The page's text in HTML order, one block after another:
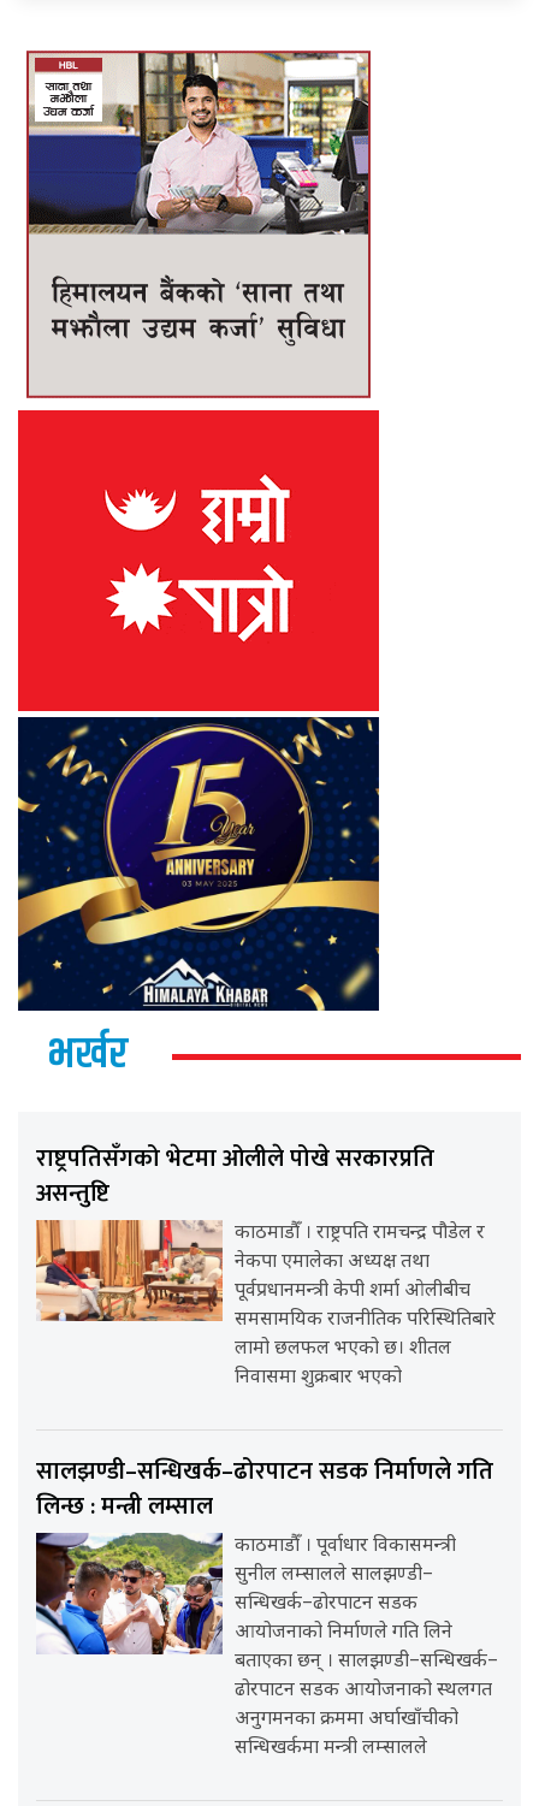
भर्खर
राष्ट्रपतिसँगको भेटमा ओलीले पोखे सरकारप्रति
असन्तुष्टि
काठमाडौँ । राष्ट्रपति रामचन्द्र पौडेल र
नेकपा एमालेका अध्यक्ष तथा
पूर्वप्रधानमन्त्री केपी शर्मा ओलीबीच
समसामयिक राजनीतिक परिस्थितिबारे
लामो छलफल भएको छ। शीतल
निवासमा शुक्रबार भएको
सालझण्डी–सन्धिखर्क–ढोरपाटन सडक निर्माणले गति
लिन्छ : मन्त्री लम्साल
काठमाडौँ । पूर्वाधार विकासमन्त्री
सुनील लम्सालले सालझण्डी–
सन्धिखर्क–ढोरपाटन सडक
आयोजनाको निर्माणले गति लिने
बताएका छन् । सालझण्डी–सन्धिखर्क–
ढोरपाटन सडक आयोजनाको स्थलगत
अनुगमनका क्रममा अर्घाखाँचीको
सन्धिखर्कमा मन्त्री लम्सालले